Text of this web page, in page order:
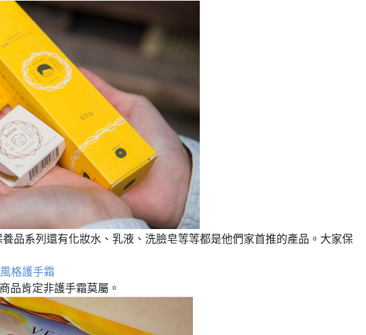
養品系列 還有化妝水、乳液、洗臉皂等等都是他們家首推的產品 。大家保
格護手霜
品肯定非護手霜莫屬。